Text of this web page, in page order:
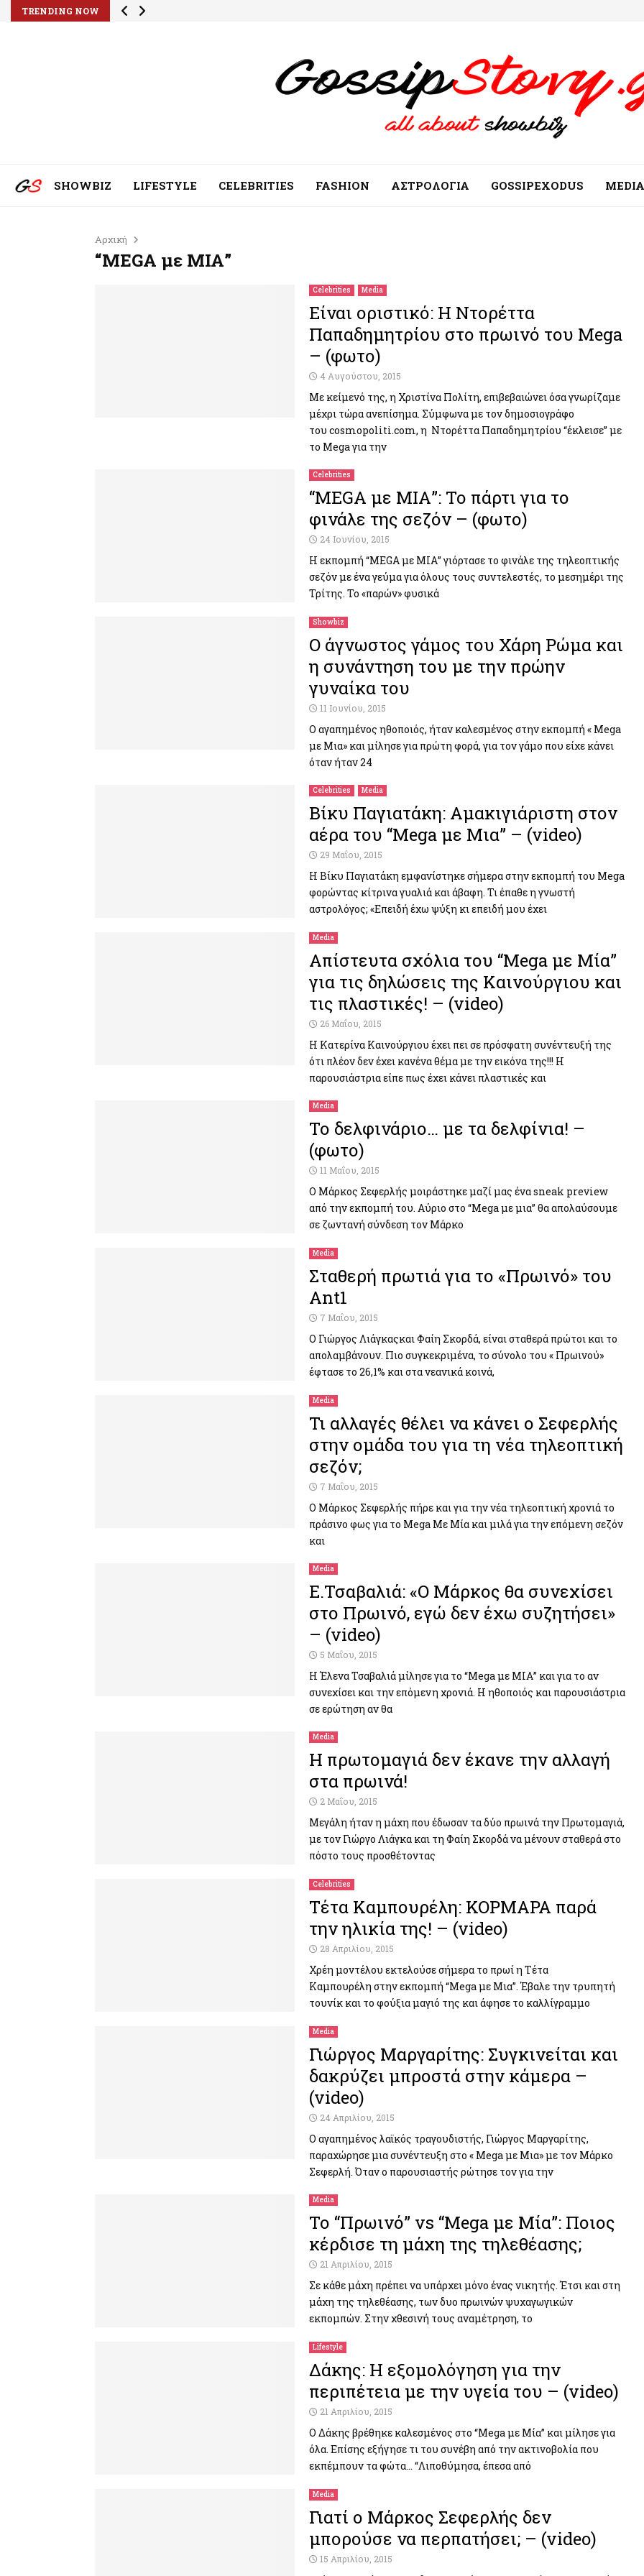
TRENDING NOW
SHOWBIZ LIFESTYLE CELEBRITIES FASHION ΑΣΤΡΟΛΟΓΙΑ GOSSIPEXODUS MEDIA
Αρχική
“MEGA με ΜΙΑ”
Celebrities Media
Είναι οριστικό: Η Ντορέττα
Παπαδημητρίου στο πρωινό του Mega
– (φωτο)
4 Αυγούστου, 2015
Με κείμενό της, η Χριστίνα Πολίτη, επιβεβαιώνει όσα γνωρίζαμε
μέχρι τώρα ανεπίσημα. Σύμφωνα με τoν δημοσιογράφο
του cosmopoliti.com, η Ντορέττα Παπαδημητρίου “έκλεισε” με
το Mega για την
Celebrities
“MEGA με ΜΙΑ”: Το πάρτι για το
φινάλε της σεζόν – (φωτο)
24 Ιουνίου, 2015
H εκπομπή “MEGA με ΜΙΑ” γιόρτασε το φινάλε της τηλεοπτικής
σεζόν με ένα γεύμα για όλους τους συντελεστές, το μεσημέρι της
Τρίτης. Το «παρών» φυσικά
Showbiz
Ο άγνωστος γάμος του Χάρη Ρώμα και
η συνάντηση του με την πρώην
γυναίκα του
11 Ιουνίου, 2015
Ο αγαπημένος ηθοποιός, ήταν καλεσμένος στην εκπομπή « Mega
με Μια» και μίλησε για πρώτη φορά, για τον γάμο που είχε κάνει
όταν ήταν 24
Celebrities Media
Βίκυ Παγιατάκη: Αμακιγιάριστη στον
αέρα του “Mega με Μια” – (video)
29 Μαΐου, 2015
H Βίκυ Παγιατάκη εμφανίστηκε σήμερα στην εκπομπή του Mega
φορώντας κίτρινα γυαλιά και άβαφη. Τι έπαθε η γνωστή
αστρολόγος; «Επειδή έχω ψύξη κι επειδή μου έχει
Media
Απίστευτα σχόλια του “Mega με Μία”
για τις δηλώσεις της Καινούργιου και
τις πλαστικές! – (video)
26 Μαΐου, 2015
Η Κατερίνα Καινούργιου έχει πει σε πρόσφατη συνέντευξή της
ότι πλέον δεν έχει κανένα θέμα με την εικόνα της!!! Η
παρουσιάστρια είπε πως έχει κάνει πλαστικές και
Media
Το δελφινάριο… με τα δελφίνια! –
(φωτο)
11 Μαΐου, 2015
Ο Μάρκος Σεφερλής μοιράστηκε μαζί μας ένα sneak preview
από την εκπομπή του. Αύριο στο “Mega με μια” θα απολαύσουμε
σε ζωντανή σύνδεση τον Μάρκο
Media
Σταθερή πρωτιά για το «Πρωινό» του
Ant1
7 Μαΐου, 2015
Ο Γιώργος Λιάγκαςκαι Φαίη Σκορδά, είναι σταθερά πρώτοι και το
απολαμβάνουν. Πιο συγκεκριμένα, το σύνολο του « Πρωινού»
έφτασε το 26,1% και στα νεανικά κοινά,
Media
Τι αλλαγές θέλει να κάνει ο Σεφερλής
στην ομάδα του για τη νέα τηλεοπτική
σεζόν;
7 Μαΐου, 2015
Ο Μάρκος Σεφερλής πήρε και για την νέα τηλεοπτική χρονιά το
πράσινο φως για το Mega Με Μία και μιλά για την επόμενη σεζόν
και
Media
Ε.Τσαβαλιά: «Ο Μάρκος θα συνεχίσει
στο Πρωινό, εγώ δεν έχω συζητήσει»
– (video)
5 Μαΐου, 2015
Η Έλενα Τσαβαλιά μίλησε για το “Mega με ΜΙΑ” και για το αν
συνεχίσει και την επόμενη χρονιά. Η ηθοποιός και παρουσιάστρια
σε ερώτηση αν θα
Media
Η πρωτομαγιά δεν έκανε την αλλαγή
στα πρωινά!
2 Μαΐου, 2015
Μεγάλη ήταν η μάχη που έδωσαν τα δύο πρωινά την Πρωτομαγιά,
με τον Γιώργο Λιάγκα και τη Φαίη Σκορδά να μένουν σταθερά στο
πόστο τους προσθέτοντας
Celebrities
Τέτα Καμπουρέλη: ΚΟΡΜΑΡΑ παρά
την ηλικία της! – (video)
28 Απριλίου, 2015
Χρέη μοντέλου εκτελούσε σήμερα το πρωί η Τέτα
Καμπουρέλη στην εκπομπή “Mega με Μια”. Έβαλε την τρυπητή
τουνίκ και το φούξια μαγιό της και άφησε το καλλίγραμμο
Media
Γιώργος Μαργαρίτης: Συγκινείται και
δακρύζει μπροστά στην κάμερα –
(video)
24 Απριλίου, 2015
Ο αγαπημένος λαϊκός τραγουδιστής, Γιώργος Μαργαρίτης,
παραχώρησε μια συνέντευξη στο « Mega με Μια» με τον Μάρκο
Σεφερλή. Όταν ο παρουσιαστής ρώτησε τον για την
Media
Το “Πρωινό” vs “Mega με Μία”: Ποιος
κέρδισε τη μάχη της τηλεθέασης;
21 Απριλίου, 2015
Σε κάθε μάχη πρέπει να υπάρχει μόνο ένας νικητής. Έτσι και στη
μάχη της τηλεθέασης, των δυο πρωινών ψυχαγωγικών
εκπομπών. Στην χθεσινή τους αναμέτρηση, το
Lifestyle
Δάκης: Η εξομολόγηση για την
περιπέτεια με την υγεία του – (video)
21 Απριλίου, 2015
Ο Δάκης βρέθηκε καλεσμένος στο “Μega με Μία” και μίλησε για
όλα. Επίσης εξήγησε τι του συνέβη από την ακτινοβολία που
εκπέμπουν τα φώτα… “Λιποθύμησα, έπεσα από
Media
Γιατί ο Μάρκος Σεφερλής δεν
μπορούσε να περπατήσει; – (video)
15 Απριλίου, 2015